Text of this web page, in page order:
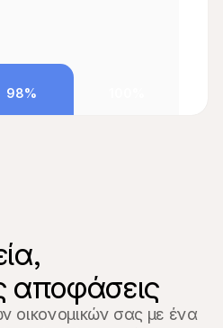
98%
αποφάσεις
οικονομικών σας με ένα